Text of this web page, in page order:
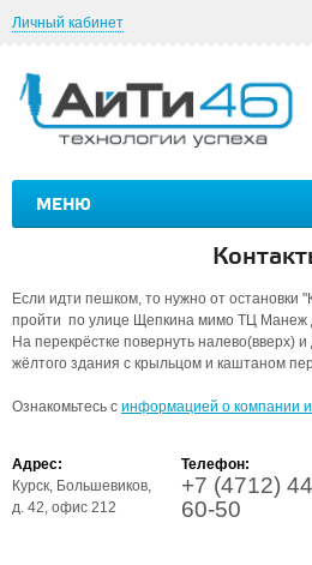
Личный кабинет
МЕНЮ
Если идти пешком, то нужно от остановки
пройти по улице Щепкина мимо ТЦ Манеж
На перекрёстке повернуть налево(вверх)
жёлтого здания с крыльцом и каштаном
Ознакомьтесь с информацией о компании и
Адрес:
Курск, Большевиков,
д. 42, офис 212
Телефон:
+7 (4712)
60-50